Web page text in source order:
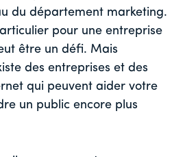
du département marketing.
pour une entreprise
être un défi. Mais
des entreprises et des
qui peuvent aider votre
un public encore plus